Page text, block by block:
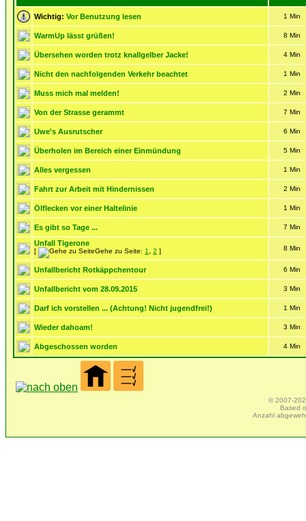
Wichtig: Vor Benutzung lesen 1 Min
WarmUp lässt grüßen! 8 Min
Übersehen worden trotz knallgelber Jacke! 4 Min
Nicht den nachfolgenden Verkehr beachtet 1 Min
Muss mich mal melden! 2 Min
Von der Strasse gerammt 7 Min
Uwe's Ausrutscher 6 Min
Überholen im Bereich einer Einmündung 5 Min
Alles vergessen 1 Min
Fahrt zur Arbeit mit Hindernissen 2 Min
Ölflecken vor einer Haltelinie 1 Min
Es gibt so Tage ... 7 Min
Unfall Tigerone
[ Gehe zu Seite: 1 2 ] 8 Min
Unfallbericht Rotkäppchentour 6 Min
Unfallbericht vom 28.09.2015 3 Min
Darf ich vorstellen ... (Achtung! Nicht jugendfrei!) 1 Min
Wieder dahoam! 3 Min
Abgeschossen worden 4 Min
© 2007-
Based
Anzahl